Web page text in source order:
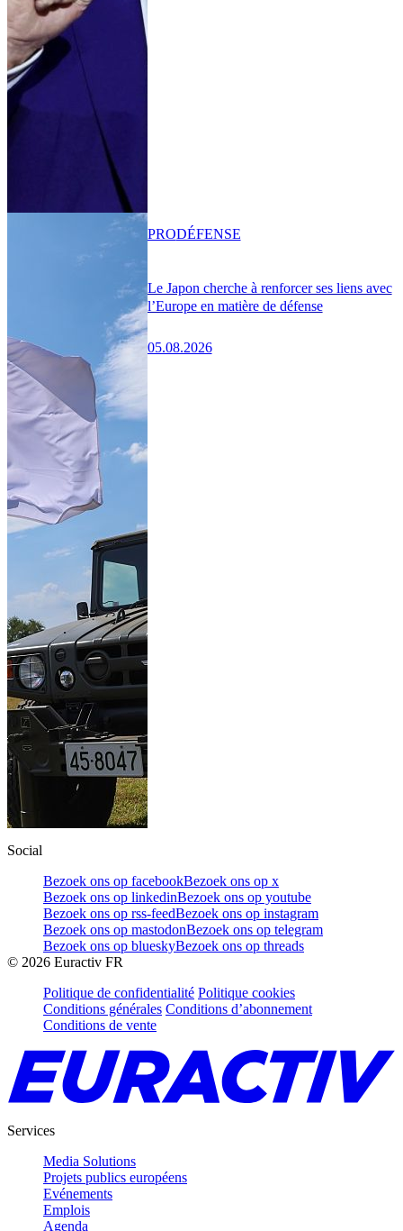
Le Japon cherche à renforcer ses liens avec
l’Europe en matière de défense
05.08.2026
PRODÉFENSE
Social
Bezoek ons op facebookBezoek ons op x
Bezoek ons op linkedinBezoek ons op youtube
Bezoek ons op rss-feedBezoek ons op instagram
Bezoek ons op mastodonBezoek ons op telegram
Bezoek ons op blueskyBezoek ons op threads
© 2026 Euractiv FR
Politique de confidentialité Politique cookies
Conditions générales Conditions d’abonnement
Conditions de vente
Services
Media Solutions
Projets publics européens
Evénements
Emplois
Agenda